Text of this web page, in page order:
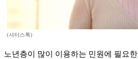
(셔터스톡)
노년층이 많이 이용하는 민원에 필요